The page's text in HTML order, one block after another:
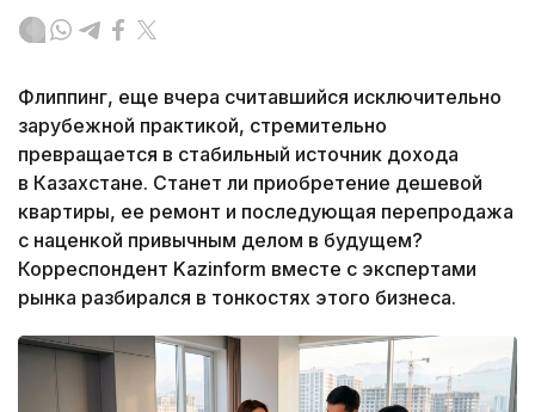
Флиппинг, еще вчера считавшийся исключительно
зарубежной практикой, стремительно
превращается в стабильный источник дохода
в Казахстане. Станет ли приобретение дешевой
квартиры, ее ремонт и последующая перепродажа
с наценкой привычным делом в будущем?
Корреспондент Kazinform вместе с экспертами
рынка разбирался в тонкостях этого бизнеса.